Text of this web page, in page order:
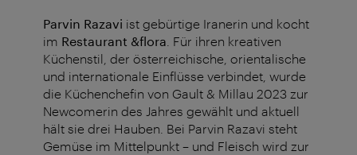
Parvin Razavi ist gebürtige Iranerin und kocht
im Restaurant &flora . Für ihren kreativen
Küchenstil, der österreichische, orientalische
und internationale Einflüsse verbindet, wurde
die Küchenchefin von Gault & Millau 2023 zur
Newcomerin des Jahres gewählt und aktuell
hält sie drei Hauben. Bei Parvin Razavi steht
Gemüse im Mittelpunkt – und Fleisch wird zur